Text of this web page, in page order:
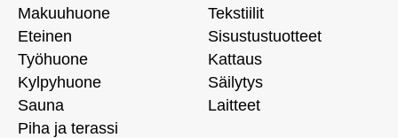
Makuuhuone
Eteinen
Työhuone
Kylpyhuone
Sauna
Piha ja terassi
Tekstiilit
Sisustustuotteet
Kattaus
Säilytys
Laitteet